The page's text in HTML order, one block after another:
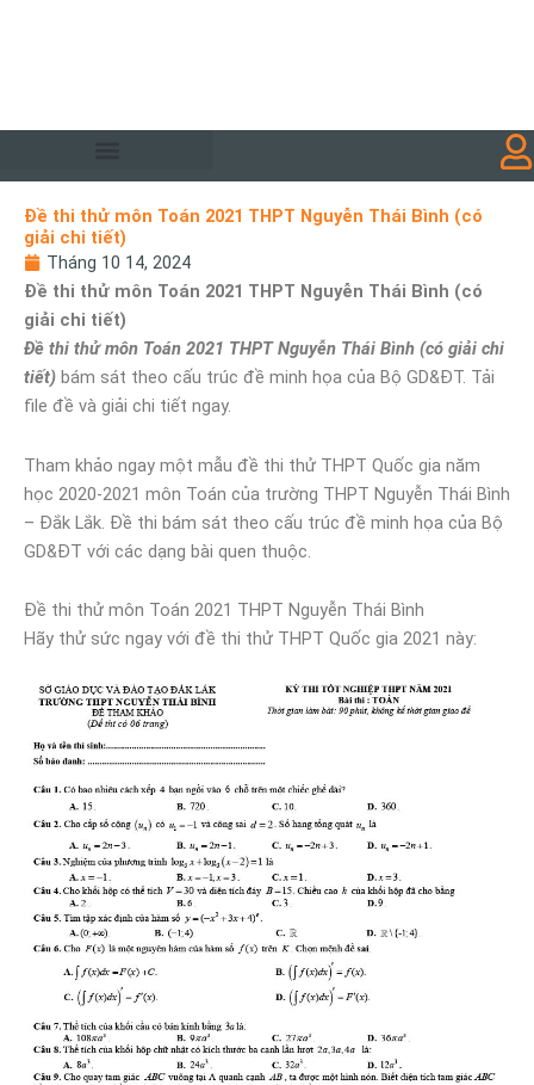
Đề thi thử môn Toán 2021 THPT Nguyễn Thái Bình (có
giải chi tiết)
Tháng 10 14, 2024
Đề thi thử môn Toán 2021 THPT Nguyễn Thái Bình (có
giải chi tiết)
Đề thi thử môn Toán 2021 THPT Nguyễn Thái Bình (có giải chi
tiết) bám sát theo cấu trúc đề minh họa của Bộ GD&ĐT. Tải
file đề và giải chi tiết ngay.
Tham khảo ngay một mẫu đề thi thử THPT Quốc gia năm
học 2020-2021 môn Toán của trường THPT Nguyễn Thái Bình
– Đắk Lắk. Đề thi bám sát theo cấu trúc đề minh họa của Bộ
GD&ĐT với các dạng bài quen thuộc.
Đề thi thử môn Toán 2021 THPT Nguyễn Thái Bình
Hãy thử sức ngay với đề thi thử THPT Quốc gia 2021 này: